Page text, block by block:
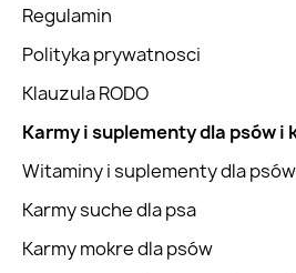
Regulamin
Polityka prywatnosci
Klauzula RODO
Karmy i suplementy dla psów i
Witaminy i suplementy dla psów
Karmy suche dla psa
Karmy mokre dla psów